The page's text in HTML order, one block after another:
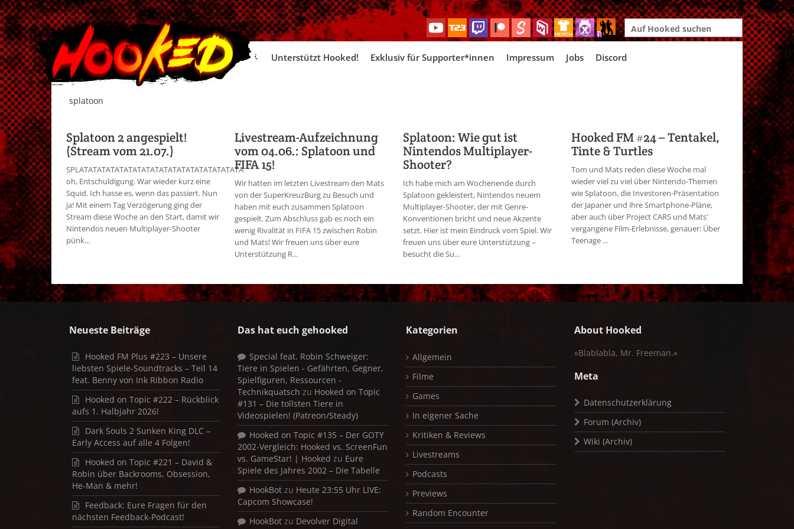
Search
for:
Skip
Unterstützt Hooked! Exklusiv für Supporter*innen Impressum Jobs Discord
splatoon
Splatoon 2 angespielt!
(Stream vom 21.07.)
SPLATATATATATATATATATATATATATATATATATATA
oh, Entschuldigung. War wieder kurz eine
Squid. Ich hasse es, wenn das passiert. Nun
ja! Mit einem Tag Verzögerung ging der
Stream diese Woche an den Start, damit wir
Nintendos neuen Multiplayer-Shooter
pünk...
Livestream-Aufzeichnung
vom 04.06.: Splatoon und
FIFA 15!
Wir hatten im letzten Livestream den Mats
von der SuperKreuzBurg zu Besuch und
haben mit euch zusammen Splatoon
gespielt. Zum Abschluss gab es noch ein
wenig Rivalität in FIFA 15 zwischen Robin
und Mats! Wir freuen uns über eure
Unterstützung R...
Splatoon: Wie gut ist
Nintendos Multiplayer-
Shooter?
Ich habe mich am Wochenende durch
Splatoon gekleistert, Nintendos neuem
Multiplayer-Shooter, der mit Genre-
Konventionen bricht und neue Akzente
setzt. Hier ist mein Eindruck vom Spiel. Wir
freuen uns über eure Unterstützung –
besucht die Su...
Hooked FM #24 – Tentakel,
Tinte & Turtles
Tom und Mats reden diese Woche mal
wieder viel zu viel über Nintendo-Themen
wie Splatoon, die Investoren-Präsentation
der Japaner und ihre Smartphone-Pläne,
aber auch über Project CARS und Mats'
vergangene Film-Erlebnisse, genauer: Über
Teenage ...
Neueste Beiträge
Hooked FM Plus #223 – Unsere
liebsten Spiele-Soundtracks – Teil 14
feat. Benny von Ink Ribbon Radio
Hooked on Topic #222 – Rückblick
aufs 1. Halbjahr 2026!
Dark Souls 2 Sunken King DLC –
Early Access auf alle 4 Folgen!
Hooked on Topic #221 – David &
Robin über Backrooms, Obsession,
He-Man & mehr!
Feedback: Eure Fragen für den
nächsten Feedback-Podcast!
Das hat euch gehooked
Special feat. Robin Schweiger:
Tiere in Spielen - Gefährten, Gegner,
Spielfiguren, Ressourcen -
Technikquatsch zu Hooked on Topic
#131 – Die tollsten Tiere in
Videospielen! (Patreon/Steady)
Hooked on Topic #135 – Der GOTY
2002-Vergleich: Hooked vs. ScreenFun
vs. GameStar! | Hooked zu Eure
Spiele des Jahres 2002 – Die Tabelle
HookBot zu Heute 23:55 Uhr LIVE:
Capcom Showcase!
HookBot zu Devolver Digital
Kategorien
Allgemein
Filme
Games
In eigener Sache
Kritiken & Reviews
Livestreams
Podcasts
Previews
Random Encounter
About Hooked
»Blablabla, Mr. Freeman.«
Meta
Datenschutzerklärung
Forum (Archiv)
Wiki (Archiv)